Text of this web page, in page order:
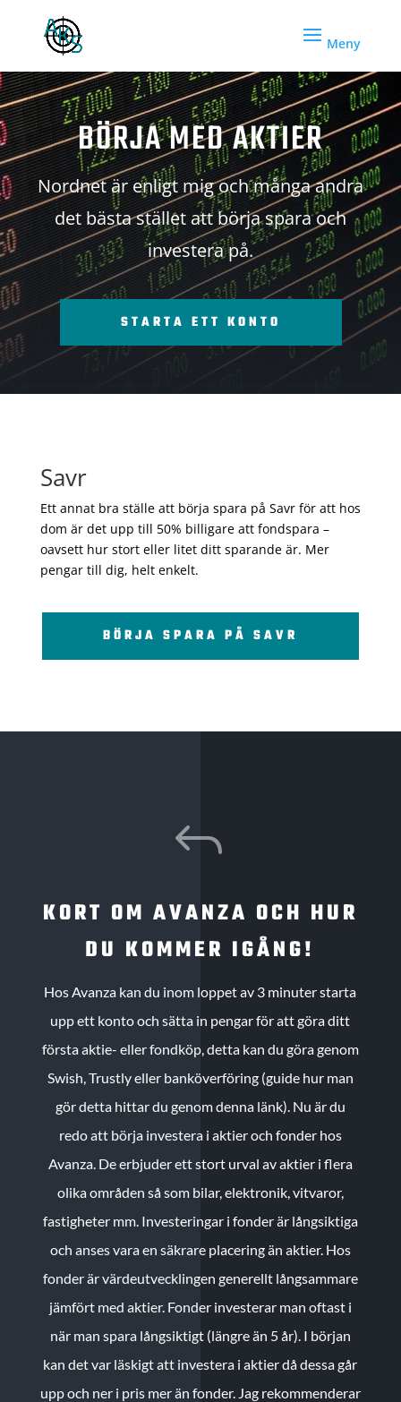
BÖRJA MED AKTIER
Nordnet är enligt mig och många andra
det bästa stället att börja spara och
investera på.
STARTA ETT KONTO
Savr
Ett annat bra ställe att börja spara på Savr för att hos
dom är det upp till 50% billigare att fondspara –
oavsett hur stort eller litet ditt sparande är. Mer
pengar till dig, helt enkelt.
BÖRJA SPARA PÅ SAVR
J
KORT OM AVANZA OCH HUR
DU KOMMER IGÅNG!
Hos Avanza kan du inom loppet av 3 minuter starta
upp ett konto och sätta in pengar för att göra ditt
första aktie- eller fondköp, detta kan du göra genom
Swish, Trustly eller banköverföring (guide hur man
gör detta hittar du genom denna länk). Nu är du
redo att börja investera i aktier och fonder hos
Avanza. De erbjuder ett stort urval av aktier i flera
olika områden så som bilar, elektronik, vitvaror,
fastigheter mm. Investeringar i fonder är långsiktiga
och anses vara en säkrare placering än aktier. Hos
fonder är värdeutvecklingen generellt långsammare
jämfört med aktier. Fonder investerar man oftast i
när man spara långsiktigt (längre än 5 år). I början
kan det var läskigt att investera i aktier då dessa går
upp och ner i pris mer än fonder. Jag rekommenderar